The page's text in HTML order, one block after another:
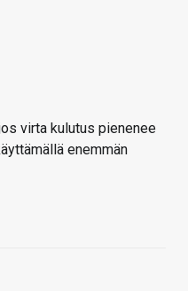
virta kulutus pienenee
enemmän